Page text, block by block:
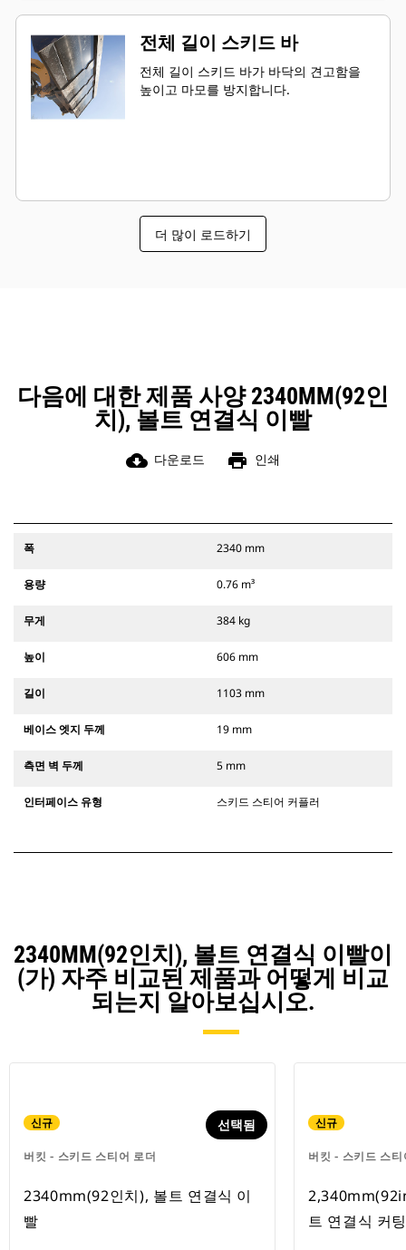
전체 길이 스키드 바
전체 길이 스키드 바가 바닥의 견고함을
높이고 마모를 방지합니다.
더 많이 로드하기
다음에 대한 제품 사양 2340MM(92인
치), 볼트 연결식 이빨
cloud_download 다운로드 print 인쇄
폭 2340 mm
용량 0.76 m³
무게 384 kg
높이 606 mm
길이 1103 mm
베이스 엣지 두께 19 mm
측면 벽 두께 5 mm
인터페이스 유형 스키드 스티어 커플러
2340MM(92인치), 볼트 연결식 이빨이
(가) 자주 비교된 제품과 어떻게 비교
되는지 알아보십시오.
신규
버킷 - 스키드 스티어 로더
선택됨
2340mm(92인치), 볼트 연결식 이
빨
신규
버킷 - 스키드 스
트 연결식 커